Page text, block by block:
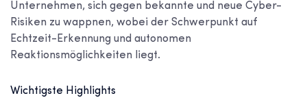
Unternehmen, sich gegen bekannte und neue Cyber-
Risiken zu wappnen, wobei der Schwerpunkt auf
Echtzeit-Erkennung und autonomen
Reaktionsmöglichkeiten liegt.
Wichtigste Highlights